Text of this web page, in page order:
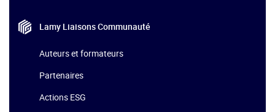
Lamy LiaisonsCommunauté
Auteurs et formateurs
Partenaires
Actions ESG